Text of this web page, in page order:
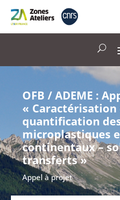
OFB / ADEME :
« Caractérisation
quantification
microplastiques
continentaux –
transferts »
Appel à projet